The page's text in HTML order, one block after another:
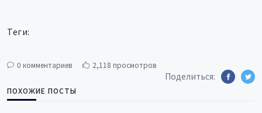
Теги:
0 комментариев 2,118 просмотров
Поделиться:
ПОХОЖИЕ ПОСТЫ